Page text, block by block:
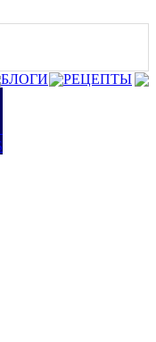
БЛОГИ
РЕЦЕПТЫ